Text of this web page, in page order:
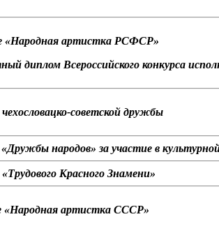
«Народная артистка РСФСР»
диплом Всероссийского конкурса
советской дружбы
народов» за участие в
Красного Знамени»
«Народная артистка СССР»